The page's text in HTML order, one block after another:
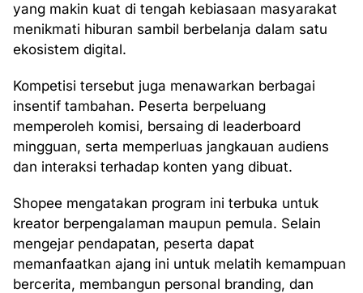
yang makin kuat di tengah kebiasaan masyarakat
menikmati hiburan sambil berbelanja dalam satu
ekosistem digital.
Kompetisi tersebut juga menawarkan berbagai
insentif tambahan. Peserta berpeluang
memperoleh komisi, bersaing di leaderboard
mingguan, serta memperluas jangkauan audiens
dan interaksi terhadap konten yang dibuat.
Shopee mengatakan program ini terbuka untuk
kreator berpengalaman maupun pemula. Selain
mengejar pendapatan, peserta dapat
memanfaatkan ajang ini untuk melatih kemampuan
bercerita, membangun personal branding, dan